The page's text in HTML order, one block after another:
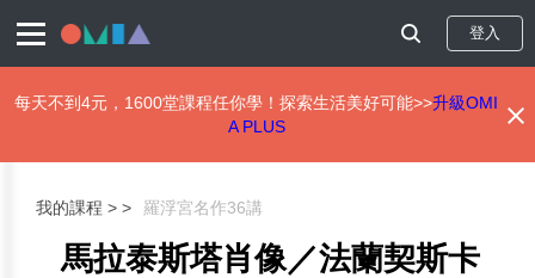
登入
每天不到4元，1600堂課程任你學！探索生活美好可能>>升級OMI
A PLUS
我的課程 > 羅浮宮名作36講
馬拉泰斯塔肖像／法蘭契斯卡